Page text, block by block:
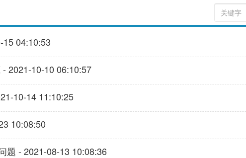
04:10:53
2021-10-10 06:10:57
10-14 11:10:25
10:08:50
题 - 2021-08-13 10:08:36